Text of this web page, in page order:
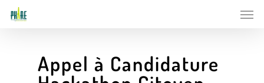
main
Appel à Candidature